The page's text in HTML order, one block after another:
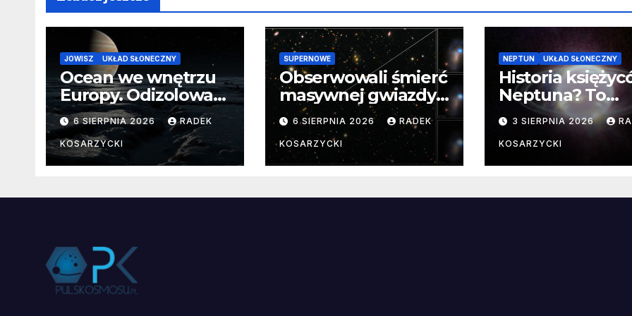
JOWISZ UKŁAD SŁONECZNY
Ocean we wnętrzu
Europy. Odizolowani
przez lodową
barierę
6 SIERPNIA 2026 RADEK
KOSARZYCKI
SUPERNOWE
Obserwowali śmierć
masywnej gwiazdy
od samego
początku.
Niezwykle cenne
dane
6 SIERPNIA 2026 RADEK
KOSARZYCKI
NEPTUN UKŁAD SŁONECZNY
Historia
Neptuna? To
skomplikowane
3 SIERPNIA 2026
KOSARZYCKI